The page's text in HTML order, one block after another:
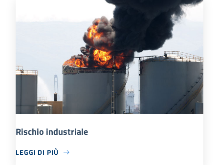
Rischio industriale
LEGGI DI PIÙ